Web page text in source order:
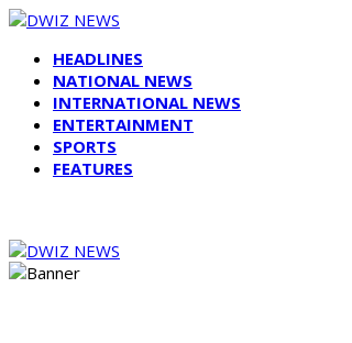
HEADLINES
NATIONAL NEWS
INTERNATIONAL NEWS
ENTERTAINMENT
SPORTS
FEATURES